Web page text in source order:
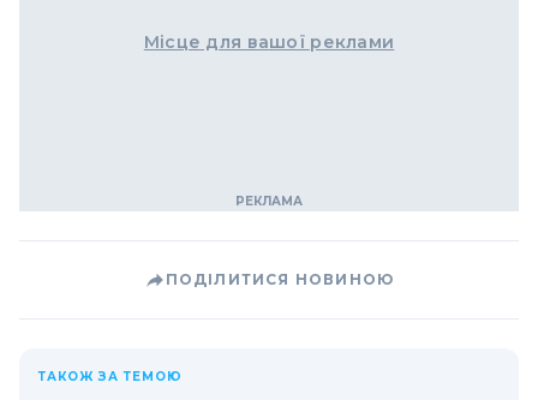
Місце для вашої реклами
ПОДІЛИТИСЯ НОВИНОЮ
ТАКОЖ ЗА ТЕМОЮ